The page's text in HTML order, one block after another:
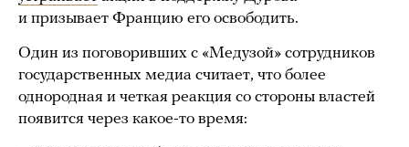
и призывает Францию его освободить.
Один из поговоривших с «Медузой» сотрудников
государственных медиа считает, что более
однородная и четкая реакция со стороны властей
появится через какое-то время: